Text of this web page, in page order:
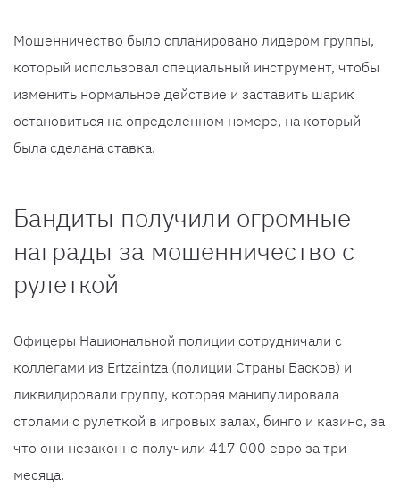
Мошенничество было спланировано лидером группы,
который использовал специальный инструмент, чтобы
изменить нормальное действие и заставить шарик
остановиться на определенном номере, на который
была сделана ставка.
Бандиты получили огромные
награды за мошенничество с
рулеткой
Офицеры Национальной полиции сотрудничали с
коллегами из Ertzaintza (полиции Страны Басков) и
ликвидировали группу, которая манипулировала
столами с рулеткой в ​​игровых залах, бинго и казино, за
что они незаконно получили 417 000 евро за три
месяца.